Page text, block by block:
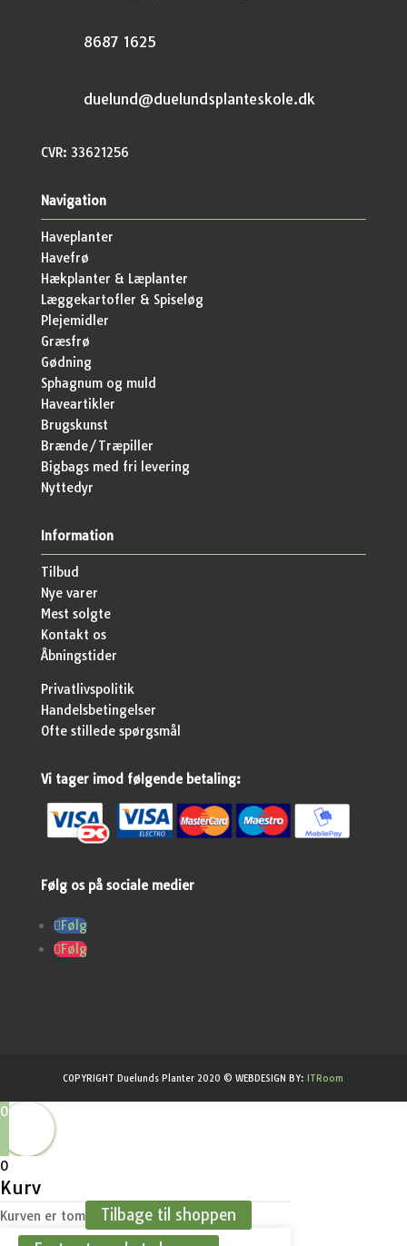
8687 1625
duelund@duelundsplanteskole.dk
CVR: 33621256
Navigation
Haveplanter
Havefrø
Hækplanter & Læplanter
Læggekartofler & Spiseløg
Plejemidler
Græsfrø
Gødning
Sphagnum og muld
Haveartikler
Brugskunst
Brænde/Træpiller
Bigbags med fri levering
Nyttedyr
Information
Tilbud
Nye varer
Mest solgte
Kontakt os
Åbningstider
Privatlivspolitik
Handelsbetingelser
Ofte stillede spørgsmål
Vi tager imod følgende betaling:
Følg os på sociale medier
Følg
Følg
COPYRIGHT Duelunds Planter 2020 © WEBDESIGN BY: ITRoom
0
0
Kurv
Kurven er tom
Tilbage til shoppen